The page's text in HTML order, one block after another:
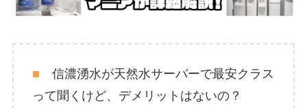
■ 信濃湧水が天然水サーバーで最安クラス
って聞くけど、デメリットはないの？